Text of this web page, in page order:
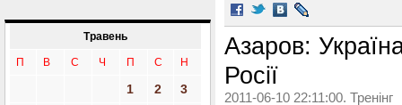
Травень
П В С Ч П С Н
1 2
3
Азаров:
Росії
2011-06-10 22:11:00. Тренінг